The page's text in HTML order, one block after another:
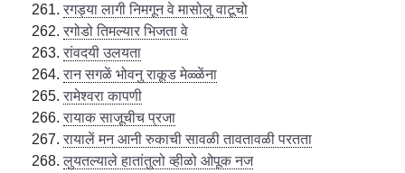
रगड्या लागी निमगून वे मासोलु वाटूचो
रगोडो तिमल्यार भिजता वे
रांवदयी उलयता
रान सगळें भोवनु राकूड मेळ्ळेंना
रामेश्वरा कापणी
रायाक साजूचीच प्रजा
रायालें मन आनी रुकाची सावळी तावतावळी परतता
लुयतल्याले हातांतुलो व्हीळो ओपूक नज